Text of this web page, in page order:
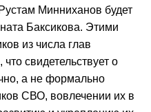
Минниханов будет
Баксикова. Этими
из числа глав
свидетельствует о
а не формально
СВО, вовлечении их в